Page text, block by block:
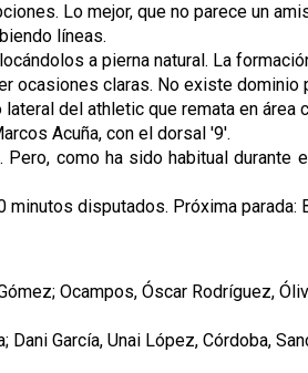
Lo mejor, que no parece un
líneas.
a pierna natural. La
ocasiones claras. No existe dominio
del athletic que remata en
Acuña, con el dorsal '9'.
como ha sido habitual durante
disputados. Próxima parada:
Ocampos, Óscar Rodríguez,
García, Unai López, Córdoba,